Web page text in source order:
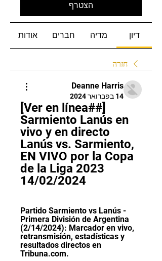
הצטרף
דיון מדיה חברים אודות
חזרה
Deanne Harris
14 בפברואר 2024
[Ver en línea##]
Sarmiento Lanús en
vivo y en directo
Lanús vs. Sarmiento,
EN VIVO por la Copa
de la Liga 2023
14/02/2024
Partido Sarmiento vs Lanús -
Primera División de Argentina
(2/14/2024): Marcador en vivo,
retransmisión, estadísticas y
resultados directos en
Tribuna.com.